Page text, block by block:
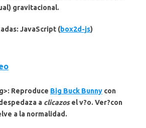
gravitacional.
: JavaScript (box2d-js)
Reproduce Big Buck Bunny con
a clicazosel v?o. Ver?con
a la normalidad.